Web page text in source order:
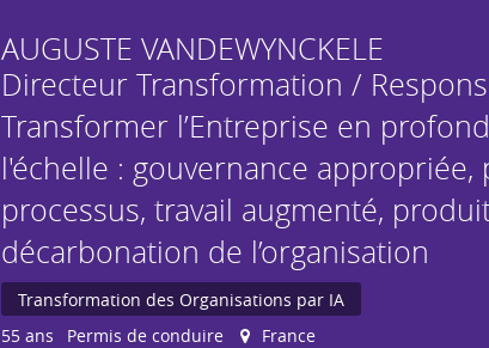
AUGUSTE VANDEWYNCKELE
Directeur Transformation /
Transformer l’Entreprise en
l'échelle : gouvernance
processus, travail augmenté,
décarbonation de l’organisation
Transformation des Organisations par IA
55 ans
Permis de conduire
France